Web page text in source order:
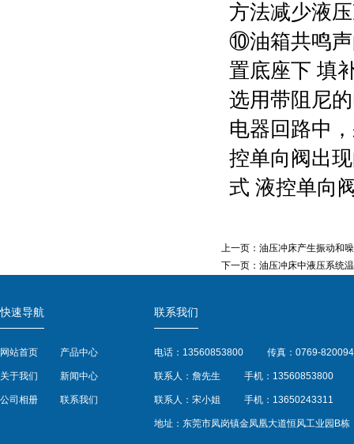
方法减少液
⑩油箱共鸣声
置底座下 填
选用带阻尼
电器回路中
控单向阀出
式 液控单向
上一页： 油压冲床产生振动和
下一页： 油压冲床中液压系统
快速导航
网站首页 产品中心
关于我们 新闻中心
公司相册 联系我们
联系我们
电话：13560853800 传真：0769-
联系人：詹先生 手机：13560853800
联系人：宋小姐 手机：13650243311
地址：东莞市凤岗镇金凤凰大道恒风工业园B栋